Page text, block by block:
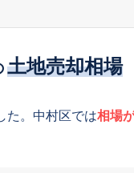
土地売却相場
た。中村区では相場